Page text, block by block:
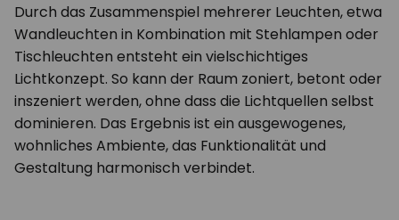
Durch das Zusammenspiel mehrerer Leuchten, etwa
Wandleuchten in Kombination mit Stehlampen oder
Tischleuchten entsteht ein vielschichtiges
Lichtkonzept. So kann der Raum zoniert, betont oder
inszeniert werden, ohne dass die Lichtquellen selbst
dominieren. Das Ergebnis ist ein ausgewogenes,
wohnliches Ambiente, das Funktionalität und
Gestaltung harmonisch verbindet.